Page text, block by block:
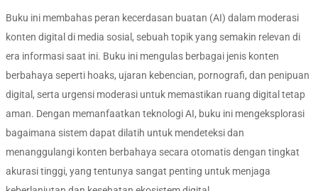
Buku ini membahas peran kecerdasan buatan (AI) dalam moderasi
konten digital di media sosial, sebuah topik yang semakin relevan di
era informasi saat ini. Buku ini mengulas berbagai jenis konten
berbahaya seperti hoaks, ujaran kebencian, pornografi, dan penipuan
digital, serta urgensi moderasi untuk memastikan ruang digital tetap
aman. Dengan memanfaatkan teknologi AI, buku ini mengeksplorasi
bagaimana sistem dapat dilatih untuk mendeteksi dan
menanggulangi konten berbahaya secara otomatis dengan tingkat
akurasi tinggi, yang tentunya sangat penting untuk menjaga